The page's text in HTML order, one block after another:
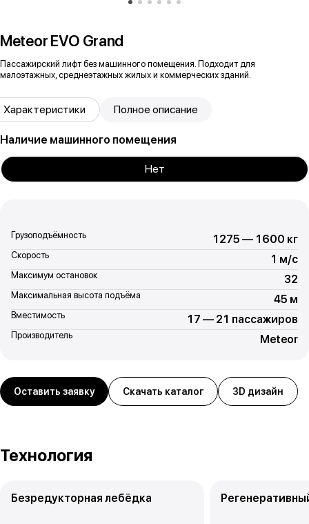
Meteor EVO Grand
Пассажирский лифт без машинного помещения. Подходит для
малоэтажных, среднеэтажных жилых и коммерческих зданий.
Характеристики Полное описание
Наличие машинного помещения
Нет
Грузоподъёмность 1275 — 1600 кг
Скорость 1 м/с
Максимум остановок 32
Максимальная высота подъёма 45 м
Вместимость 17 — 21 пассажиров
Производитель Meteor
Оставить заявку Скачать каталог 3D дизайн
Технология
Безредукторная лебёдка